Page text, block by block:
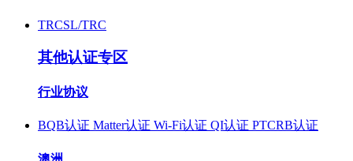
TRCSL/TRC
其他认证专区
行业协议
BQB认证 Matter认证 Wi-Fi认证 QI认证 PTCRB认证